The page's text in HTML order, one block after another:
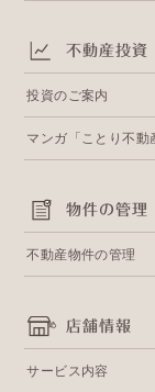
不動産投資
投資のご案内
マンガ「ことり不動
物件の管理
不動産物件の管理
店舗情報
サービス内容